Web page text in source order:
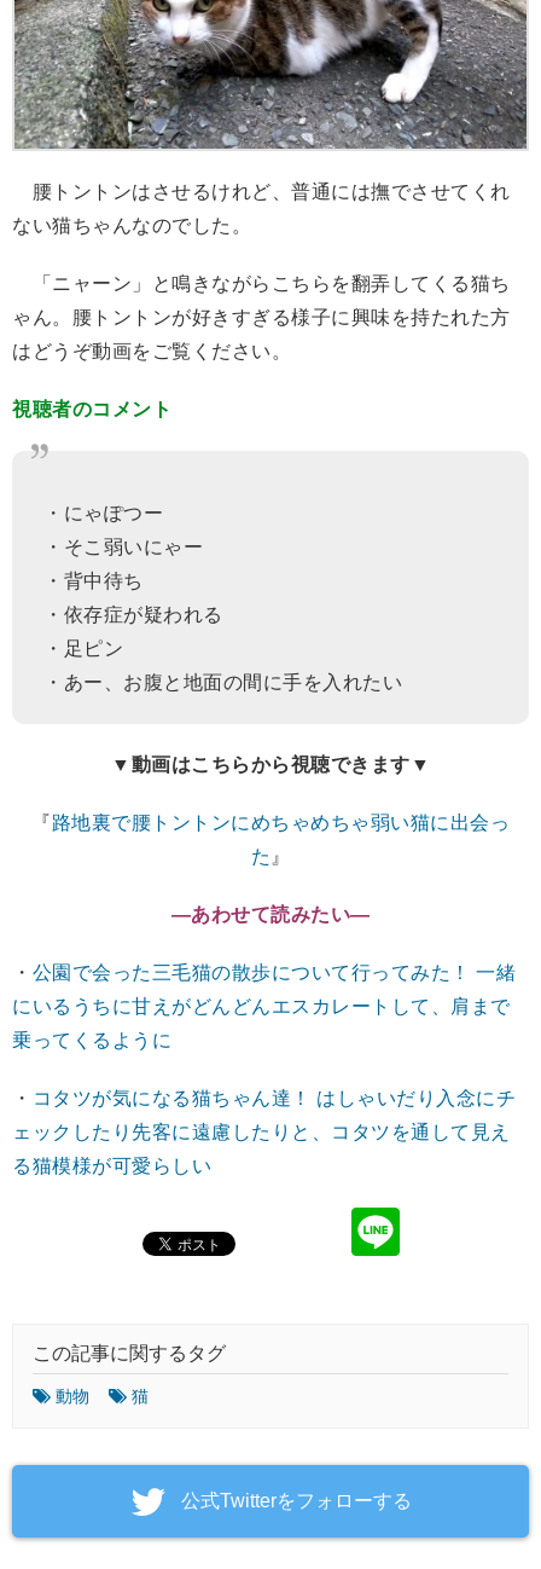
腰トントンはさせるけれど、普通には撫でさせてくれ
ない猫ちゃんなのでした。
「ニャーン」と鳴きながらこちらを翻弄してくる猫ち
ゃん。腰トントンが好きすぎる様子に興味を持たれた方
はどうぞ動画をご覧ください。
視聴者のコメント
・にゃぽつー
・そこ弱いにゃー
・背中待ち
・依存症が疑われる
・足ピン
・あー、お腹と地面の間に手を入れたい
▼動画はこちらから視聴できます▼
『路地裏で腰トントンにめちゃめちゃ弱い猫に出会っ
た 』
―あわせて読みたい―
・ 公園で会った三毛猫の散歩について行ってみた！ 一緒
にいるうちに甘えがどんどんエスカレートして、肩まで
乗ってくるように
・ コタツが気になる猫ちゃん達！ はしゃいだり入念にチ
ェックしたり先客に遠慮したりと、コタツを通して見え
る猫模様が可愛らしい
この記事に関するタグ
動物 猫
‎公式Twitterをフォローする